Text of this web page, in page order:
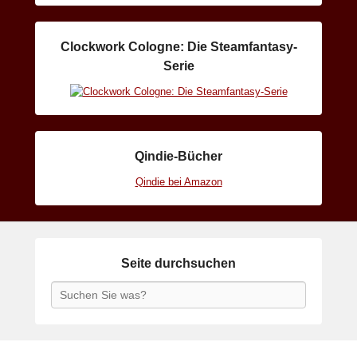
Clockwork Cologne: Die Steamfantasy-
Serie
Qindie-Bücher
Qindie bei Amazon
Seite durchsuchen
Search